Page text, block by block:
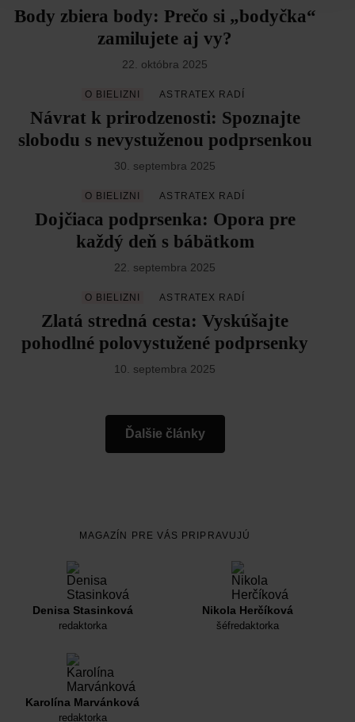
Body zbiera body: Prečo si „bodyčka“
zamilujete aj vy?
22. októbra 2025
O BIELIZNI ASTRATEX RADÍ
Návrat k prirodzenosti: Spoznajte
slobodu s nevystuženou podprsenkou
30. septembra 2025
O BIELIZNI ASTRATEX RADÍ
Dojčiaca podprsenka: Opora pre
každý deň s bábätkom
22. septembra 2025
O BIELIZNI ASTRATEX RADÍ
Zlatá stredná cesta: Vyskúšajte
pohodlné polovystužené podprsenky
10. septembra 2025
Ďalšie články
MAGAZÍN PRE VÁS PRIPRAVUJÚ
Denisa Stasinková
redaktorka
Nikola Herčíková
šéfredaktorka
Karolína Marvánková
redaktorka